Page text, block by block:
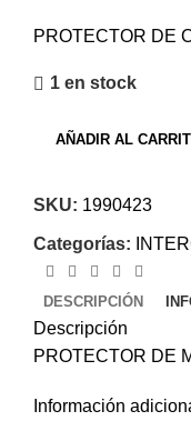
PROTECTOR DE
1 en stock
AÑADIR AL
SKU: 1990423
Categorías:
DESCRIPCIÓN
Descripción
PROTECTOR DE
Información